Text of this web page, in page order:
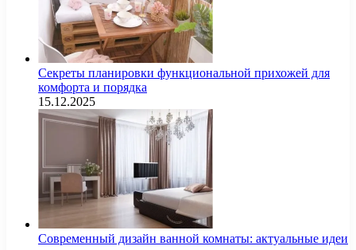
Секреты планировки функциональной прихожей для
комфорта и порядка
15.12.2025
Современный дизайн ванной комнаты: актуальные идеи